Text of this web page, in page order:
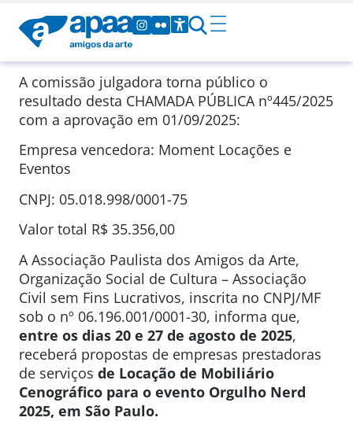
A comissão julgadora torna público o
resultado desta CHAMADA PÚBLICA nº445/2025
com a aprovação em 01/09/2025:
Empresa vencedora: Moment Locações e
Eventos
CNPJ: 05.018.998/0001-75
Valor total R$ 35.356,00
A Associação Paulista dos Amigos da Arte,
Organização Social de Cultura – Associação
Civil sem Fins Lucrativos, inscrita no CNPJ/MF
sob o nº 06.196.001/0001-30, informa que,
entre os dias 20 e 27 de agosto de 2025,
receberá propostas de empresas prestadoras
de serviços de Locação de Mobiliário
Cenográfico para o evento Orgulho Nerd
2025, em São Paulo.